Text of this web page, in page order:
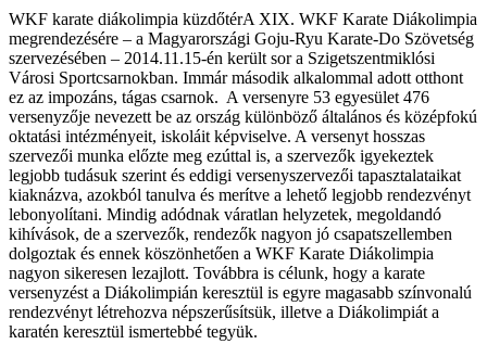
WKF karate diákolimpia küzdőtérA XIX. WKF Karate Diákolimpia
megrendezésére – a Magyarországi Goju-Ryu Karate-Do Szövetség
szervezésében – 2014.11.15-én került sor a Szigetszentmiklósi
Városi Sportcsarnokban. Immár második alkalommal adott otthont
ez az impozáns, tágas csarnok. A versenyre 53 egyesület 476
versenyzője nevezett be az ország különböző általános és középfokú
oktatási intézményeit, iskoláit képviselve. A versenyt hosszas
szervezői munka előzte meg ezúttal is, a szervezők igyekeztek
legjobb tudásuk szerint és eddigi versenyszervezői tapasztalataikat
kiaknázva, azokból tanulva és merítve a lehető legjobb rendezvényt
lebonyolítani. Mindig adódnak váratlan helyzetek, megoldandó
kihívások, de a szervezők, rendezők nagyon jó csapatszellemben
dolgoztak és ennek köszönhetően a WKF Karate Diákolimpia
nagyon sikeresen lezajlott. Továbbra is célunk, hogy a karate
versenyzést a Diákolimpián keresztül is egyre magasabb színvonalú
rendezvényt létrehozva népszerűsítsük, illetve a Diákolimpiát a
karatén keresztül ismertebbé tegyük.